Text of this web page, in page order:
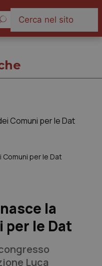
per le Dat
la
per le Dat
Luca